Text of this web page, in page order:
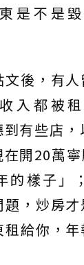
是不是
後，有
入都被
有些店
開20萬
的樣子」
題，炒房
給你，